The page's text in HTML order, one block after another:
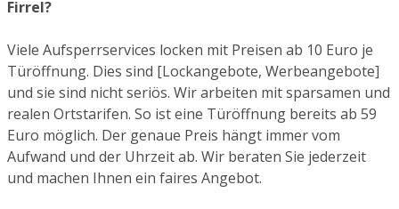
Firrel?
Viele Aufsperrservices locken mit Preisen ab 10 Euro je
Türöffnung. Dies sind [Lockangebote, Werbeangebote]
und sie sind nicht seriös. Wir arbeiten mit sparsamen und
realen Ortstarifen. So ist eine Türöffnung bereits ab 59
Euro möglich. Der genaue Preis hängt immer vom
Aufwand und der Uhrzeit ab. Wir beraten Sie jederzeit
und machen Ihnen ein faires Angebot.